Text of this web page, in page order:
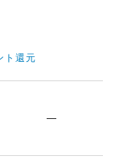
ト還元
—